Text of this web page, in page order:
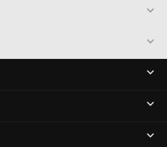




